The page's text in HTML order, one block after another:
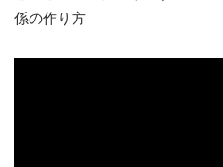
係の作り方